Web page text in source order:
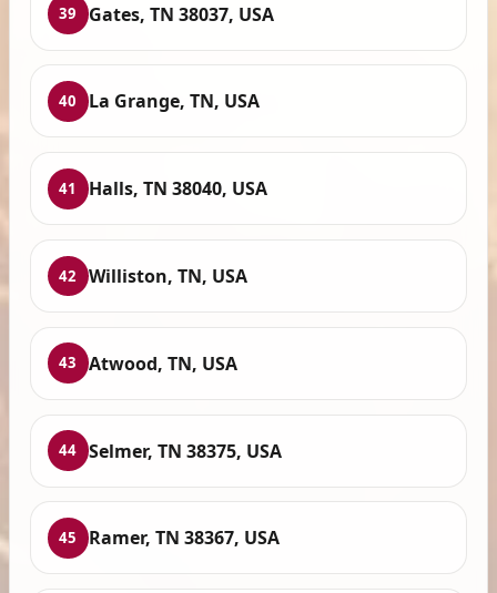
39 Gates, TN 38037, USA
40 La Grange, TN, USA
41 Halls, TN 38040, USA
42 Williston, TN, USA
43 Atwood, TN, USA
44 Selmer, TN 38375, USA
45 Ramer, TN 38367, USA